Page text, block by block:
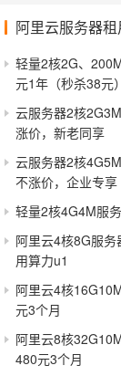
阿里云服务器
轻量2核2G、
元1年（秒杀38元）
云服务器2核
涨价，新老同享
云服务器2核
不涨价，企业专享
轻量2核4G4M服
阿里云4核8G服
用算力u1
阿里云4核
元3个月
阿里云8核
480元3个月